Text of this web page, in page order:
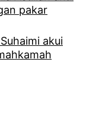
pakar
akui